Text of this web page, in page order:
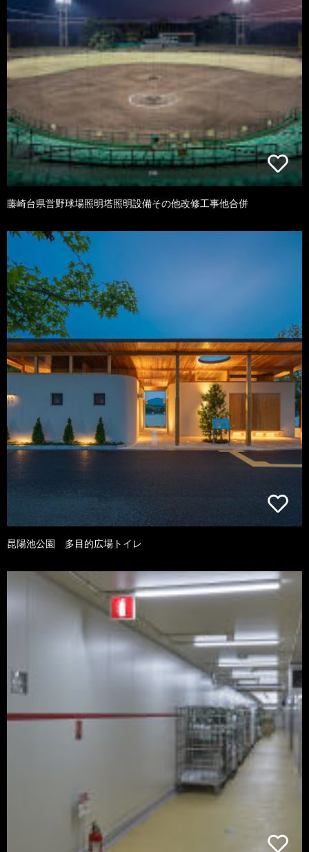
藤崎台県営野球場照明塔照明設備その他改修工事他合併
昆陽池公園 多目的広場トイレ